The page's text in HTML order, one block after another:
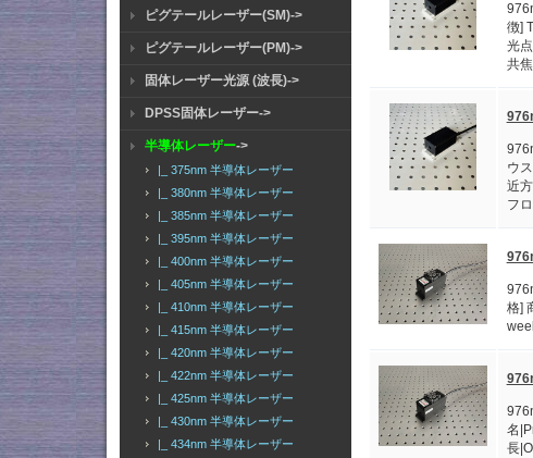
ピグテールレーザー(SM)->
ピグテールレーザー(PM)->
固体レーザー光源 (波長)->
DPSS固体レーザー->
半導体レーザー->
|_ 375nm 半導体レーザー
|_ 380nm 半導体レーザー
|_ 385nm 半導体レーザー
|_ 395nm 半導体レーザー
|_ 400nm 半導体レーザー
|_ 405nm 半導体レーザー
|_ 410nm 半導体レーザー
|_ 415nm 半導体レーザー
|_ 420nm 半導体レーザー
|_ 422nm 半導体レーザー
|_ 425nm 半導体レーザー
|_ 430nm 半導体レーザー
|_ 434nm 半導体レーザー
徴]
光
共
ウ
近
フ
格]
名
長